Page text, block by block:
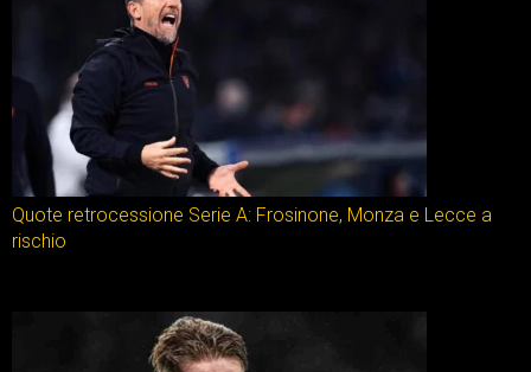
Quote retrocessione Serie A: Frosinone, Monza e Lecce a
rischio